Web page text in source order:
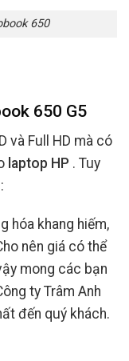
650
650 G5
và Full HD mà có
laptop HP . Tuy
hóa khang hiếm,
nên giá có thể
mong các bạn
ty Trâm Anh
đến quý khách.